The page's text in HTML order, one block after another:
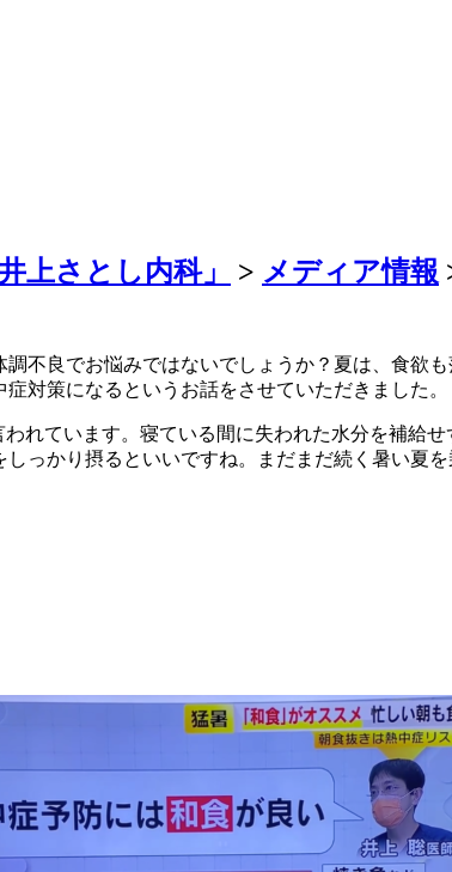
上さとし内科」 > メディア情報
不良でお悩みではないでしょうか？夏は、食欲
対策になるというお話をさせていただきました。
れています。寝ている間に失われた水分を補給
っかり摂るといいですね。まだまだ続く暑い夏